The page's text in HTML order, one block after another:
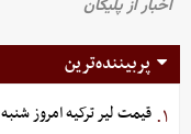
پربیننده‌ترین
۱. قیمت لیر ترکیه امروز شنبه ۱۷ مرداد ۱۴۰۵